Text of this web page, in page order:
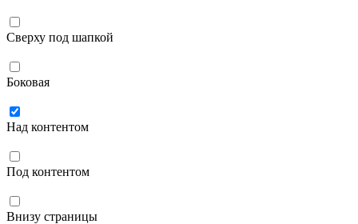
Сверху под шапкой
Боковая
Над контентом
Под контентом
Внизу страницы